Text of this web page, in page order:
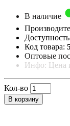
В наличие
Код товара:
Оптовые
Инфо: Цена
Кол-во
В корзину